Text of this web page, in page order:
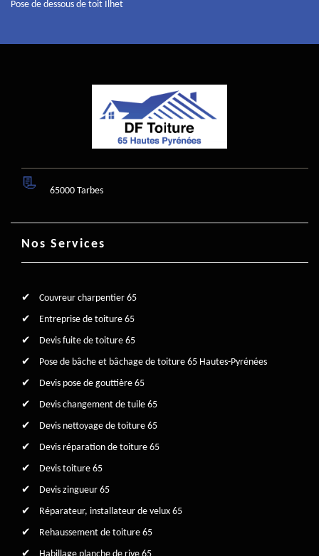
Pose de dessous de toit Ilhet
65000 Tarbes
Nos Services
Couvreur charpentier 65
Entreprise de toiture 65
Devis fuite de toiture 65
Pose de bâche et bâchage de toiture 65 Hautes-Pyrénées
Devis pose de gouttière 65
Devis changement de tuile 65
Devis nettoyage de toiture 65
Devis réparation de toiture 65
Devis toiture 65
Devis zingueur 65
Réparateur, installateur de velux 65
Rehaussement de toiture 65